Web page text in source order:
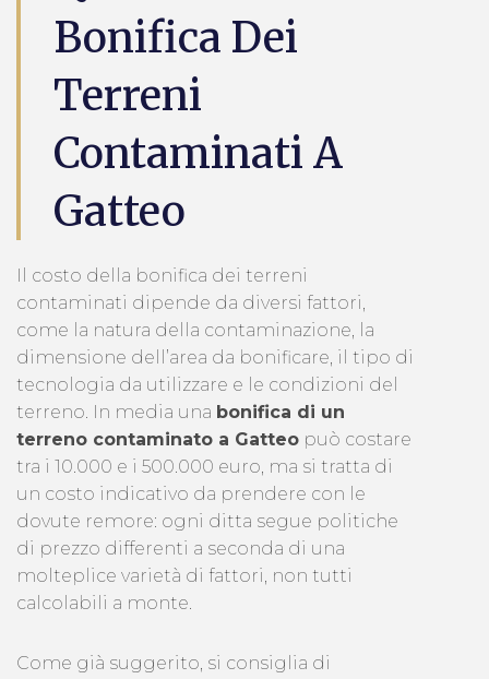
Bonifica Dei
Terreni
Contaminati A
Gatteo
Il costo della bonifica dei terreni
contaminati dipende da diversi fattori,
come la natura della contaminazione, la
dimensione dell’area da bonificare, il tipo di
tecnologia da utilizzare e le condizioni del
terreno. In media una bonifica di un
terreno contaminato a Gatteo può costare
tra i 10.000 e i 500.000 euro, ma si tratta di
un costo indicativo da prendere con le
dovute remore: ogni ditta segue politiche
di prezzo differenti a seconda di una
molteplice varietà di fattori, non tutti
calcolabili a monte.
Come già suggerito, si consiglia di